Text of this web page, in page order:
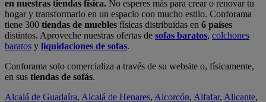
en nuestras tiendas física. No esperes más para crear o renovar tu
hogar y transformarlo en un espacio con mucho estilo. Conforama
tiene 300 tiendas de muebles físicas distribuidas en 6 países
distintos. Aproveche nuestras ofertas de sofas baratos, colchones
baratos y liquidaciones de sofas.
Conforama solo comercializa a través de su website o, físicamente,
en sus tiendas de sofás.
Alcalá de Guadaíra, Alcalá de Henares, Alcorcón, Alfafar, Alicante,